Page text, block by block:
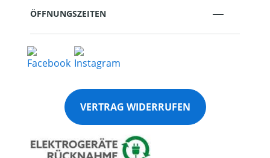
ÖFFNUNGSZEITEN
VERTRAG WIDERRUFEN